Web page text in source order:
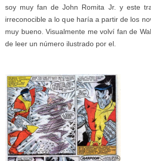
soy muy fan de John Romita Jr. y este
irreconocible a lo que haría a partir de los
muy bueno. Visualmente me volví fan de
de leer un número ilustrado por el.